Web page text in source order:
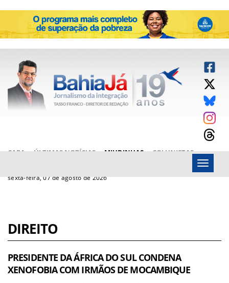
CAPA ÚLTIMAS NOTÍCIAS MIUDINHAS
COLUNISTAS
sexta-feira, 07 de agosto de 2026
Menu
DIREITO
PRESIDENTE DA ÁFRICA DO SUL CONDENA
XENOFOBIA COM IRMÃOS DE MOCAMBIQUE